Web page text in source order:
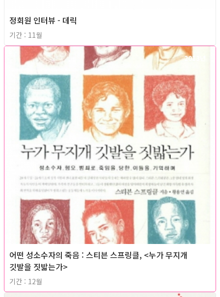
정회원 인터뷰 - 데릭
기간 : 11월
2013년
어떤 성소수자의 죽음 : 스티븐 스프링클, <누가 무지개
깃발을 짓밟는가>
기간 : 12월